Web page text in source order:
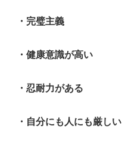
・完璧主義
・健康意識が高い
・忍耐力がある
・自分にも人にも厳しい